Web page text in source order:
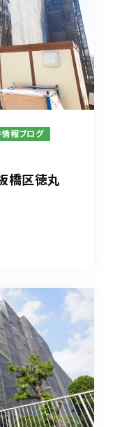
報ブログ
橋区徳丸